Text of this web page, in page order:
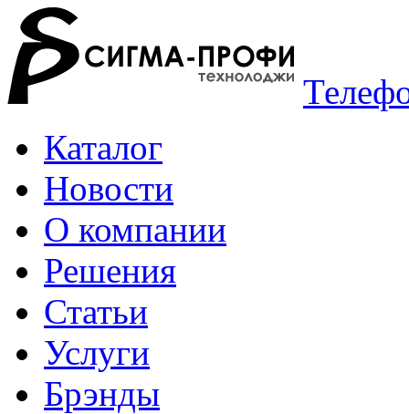
Каталог
Новости
О компании
Решения
Статьи
Услуги
Брэнды